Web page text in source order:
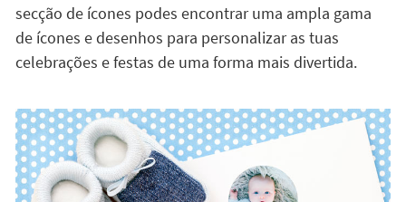
secção de ícones podes encontrar uma ampla gama
de ícones e desenhos para personalizar as tuas
celebrações e festas de uma forma mais divertida.